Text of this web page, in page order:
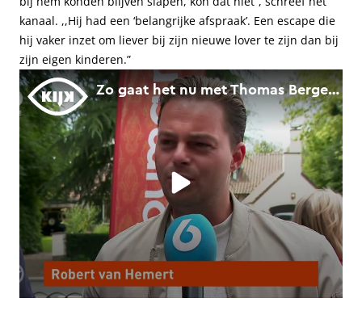
kanaal. ,,Hij had een ‘belangrijke afspraak’. Een escape die
hij vaker inzet om liever bij zijn nieuwe lover te zijn dan bij
zijn eigen kinderen.”